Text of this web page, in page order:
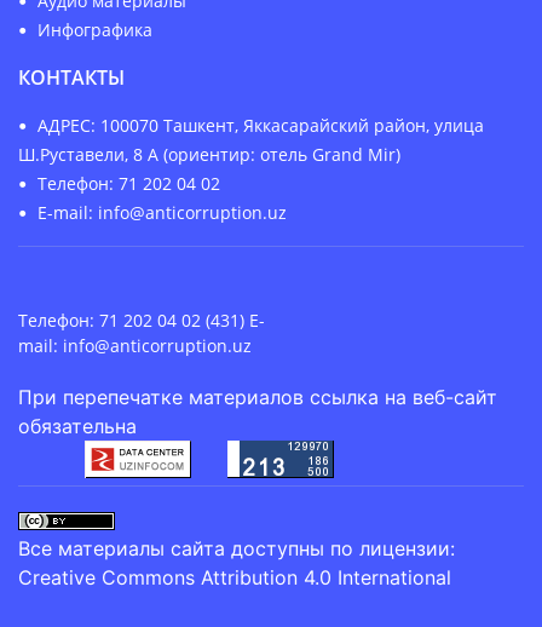
Инфографика
КОНТАКТЫ
АДРЕС: 100070 Ташкент, Яккасарайский район, улица
Ш.Руставели, 8 А (ориентир: отель Grand Mir)
Телефон: 71 202 04 02
E-mail: info@anticorruption.uz
Телефон: 71 202 04 02 (431) E-
mail: info@anticorruption.uz
При перепечатке материалов ссылка на веб-сайт
обязательна
Все материалы сайта доступны по лицензии:
Creative Commons Attribution 4.0 International